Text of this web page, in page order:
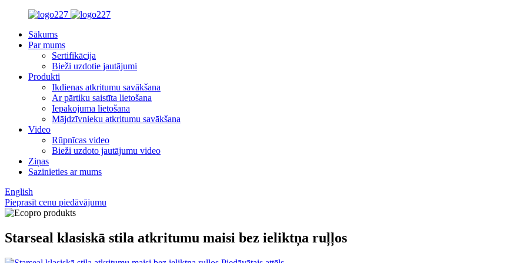
Sākums
Par mums
Sertifikācija
Bieži uzdotie jautājumi
Produkti
Ikdienas atkritumu savākšana
Ar pārtiku saistīta lietošana
Iepakojuma lietošana
Mājdzīvnieku atkritumu savākšana
Video
Rūpnīcas video
Bieži uzdoto jautājumu video
Ziņas
Sazinieties ar mums
English
Pieprasīt cenu piedāvājumu
Starseal klasiskā stila atkritumu maisi bez ieliktņa ruļļos